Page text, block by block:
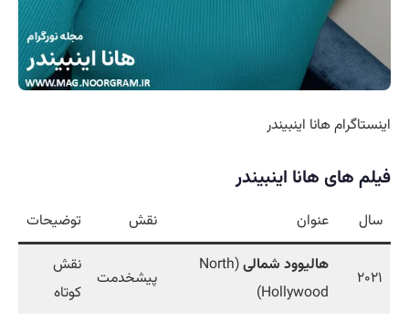
اینستاگرام هانا اینبیندر
فیلم های هانا اینبیندر
سال عنوان نقش توضیحات
۲۰۲۱
هالیوود شمالی (North
Hollywood)
پیشخدمت
نقش
کوتاه